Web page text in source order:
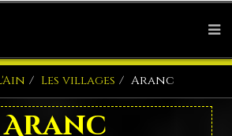
Les villages Aranc
Aranc